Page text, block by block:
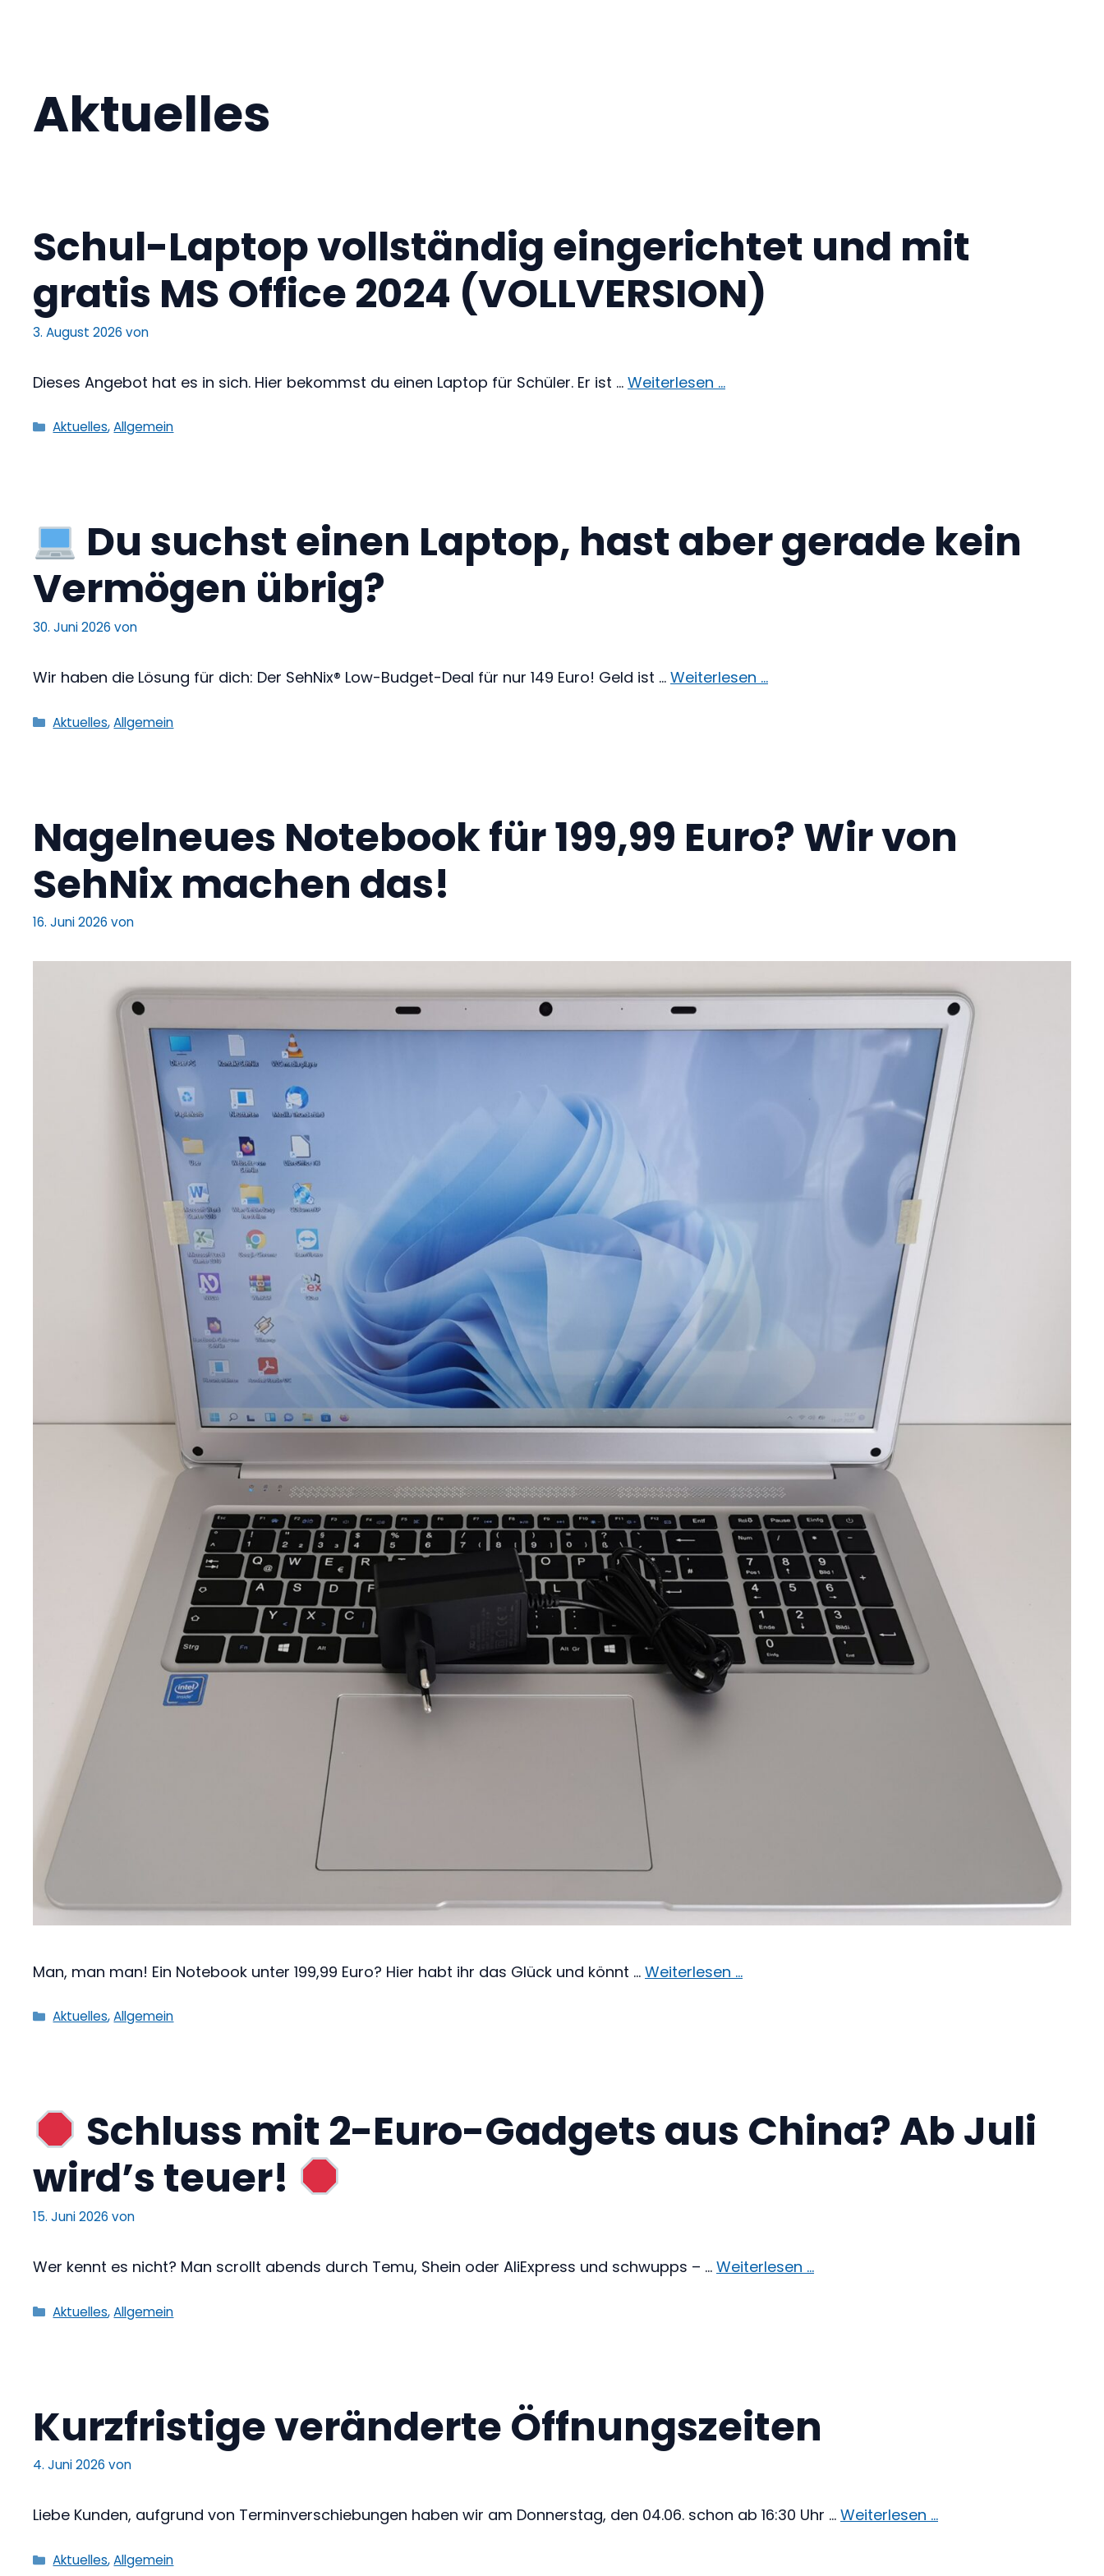
Aktuelles
Schul-Laptop vollständig eingerichtet und mit
gratis MS Office 2024 (VOLLVERSION)
3. August 2026 von
Dieses Angebot hat es in sich. Hier bekommst du einen Laptop für Schüler. Er ist … Weiterlesen …
Kategorien
Aktuelles,Allgemein
Du suchst einen Laptop, hast aber gerade kein
Vermögen übrig?
30. Juni 2026 von
Wir haben die Lösung für dich: Der SehNix® Low-Budget-Deal für nur 149 Euro! Geld ist … Weiterlesen …
Kategorien
Aktuelles,Allgemein
Nagelneues Notebook für 199,99 Euro? Wir von
SehNix machen das!
16. Juni 2026 von
Man, man man! Ein Notebook unter 199,99 Euro? Hier habt ihr das Glück und könnt … Weiterlesen …
Kategorien
Aktuelles,Allgemein
Schluss mit 2-Euro-Gadgets aus China? Ab Juli
wird’s teuer!
15. Juni 2026 von
Wer kennt es nicht? Man scrollt abends durch Temu, Shein oder AliExpress und schwupps – … Weiterlesen …
Kategorien
Aktuelles,Allgemein
Kurzfristige veränderte Öffnungszeiten
4. Juni 2026 von
Liebe Kunden, aufgrund von Terminverschiebungen haben wir am Donnerstag, den 04.06. schon ab 16:30 Uhr … Weiterlesen …
Kategorien
Aktuelles,Allgemein